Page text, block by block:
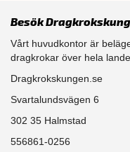
Besök
Vårt huvudkontor är
dragkrokar över hela
Dragkrokskungen.se
Svartalundsvägen 6
302 35 Halmstad
556861-0256